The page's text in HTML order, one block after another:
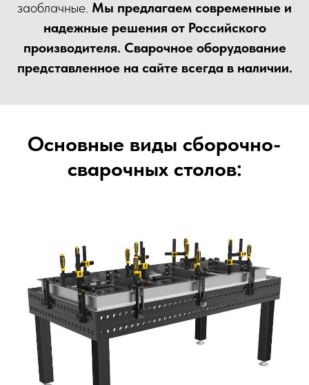
заоблачные. Мы предлагаем современные и
надежные решения от Российского
производителя. Сварочное оборудование
представленное на сайте всегда в наличии.
Основные виды сборочно-
сварочных столов: